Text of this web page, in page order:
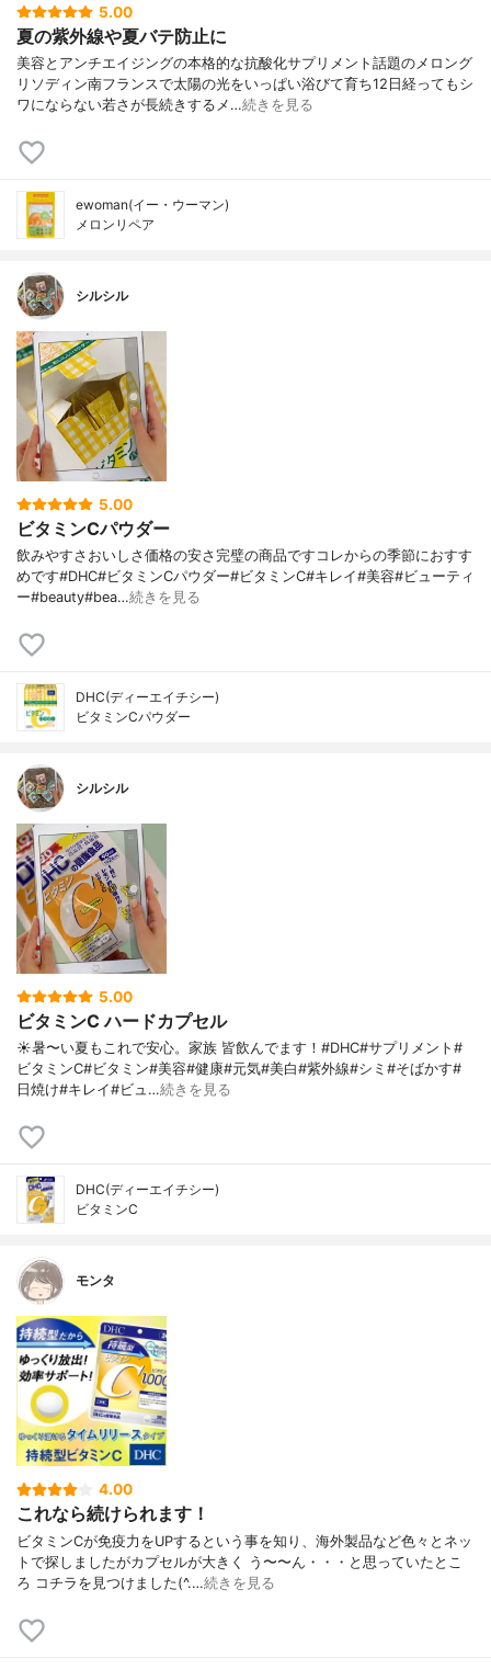
5.00
夏の紫外線や夏バテ防止に
美容とアンチエイジングの本格的な抗酸化サプリメント話題のメロング
リソディン南フランスで太陽の光をいっぱい浴びて育ち12日経ってもシ
ワにならない若さが長続きするメ…続きを見る
ewoman(イー・ウーマン)
メロンリペア
シルシル
5.00
ビタミンCパウダー
飲みやすさおいしさ価格の安さ完璧の商品ですコレからの季節におすす
めです#DHC#ビタミンCパウダー#ビタミンC#キレイ#美容#ビューティ
ー#beauty#bea…続きを見る
DHC(ディーエイチシー)
ビタミンCパウダー
シルシル
5.00
ビタミンC ハードカプセル
☀️暑〜い夏もこれで安心。家族 皆飲んでます！#DHC#サプリメント#
ビタミンC#ビタミン#美容#健康#元気#美白#紫外線#シミ#そばかす#
日焼け#キレイ#ビュ…続きを見る
DHC(ディーエイチシー)
ビタミンC
モンタ
4.00
これなら続けられます！
ビタミンCが免疫力をUPするという事を知り、海外製品など色々とネッ
トで探しましたがカプセルが大きく う〜〜ん・・・と思っていたとこ
ろ コチラを見つけました(^.…続きを見る